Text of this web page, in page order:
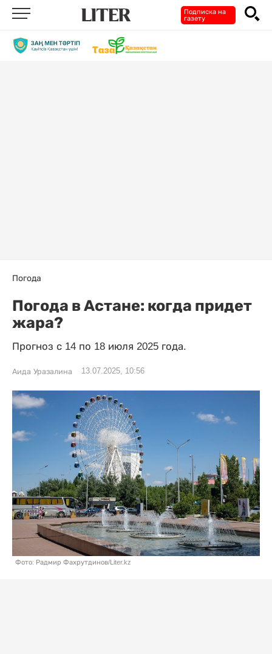
Подписка на
газету
Погода
Погода в Астане: когда придет
жара?
Прогноз с 14 по 18 июля 2025 года.
Аида Уразалина 13.07.2025, 10:56
Фото: Радмир Фахрутдинов/Liter.kz